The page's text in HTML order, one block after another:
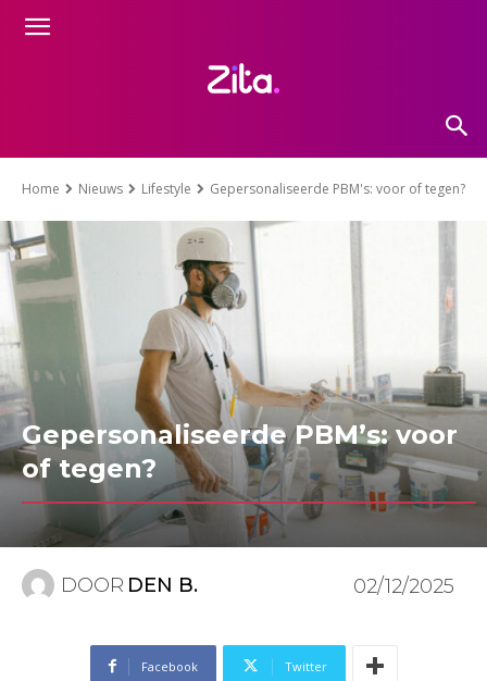
Home Nieuws Lifestyle Gepersonaliseerde PBM's: voor of tegen?
Gepersonaliseerde PBM’s: voor
of tegen?
DOOR DEN B. 02/12/2025
Facebook Twitter